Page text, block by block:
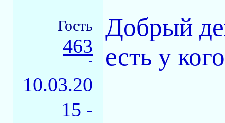
Гость
463
-
10.03.20
15 -
Добрый
есть у